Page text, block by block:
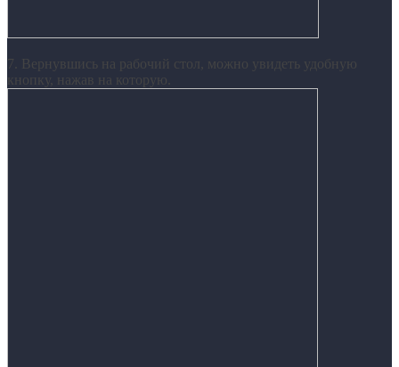
7. Вернувшись на рабочий стол, можно увидеть удобную
кнопку, нажав на которую.